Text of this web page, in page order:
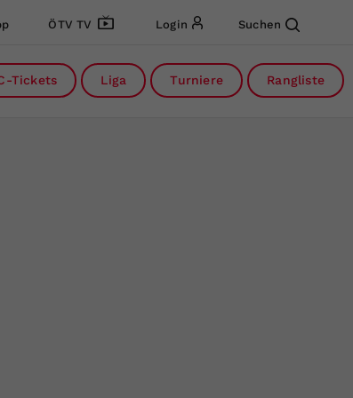
ÖTV TV Login Suchen
Tickets Liga Turniere Rangliste